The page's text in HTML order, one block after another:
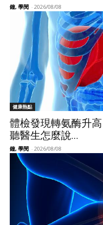
鐘, 學閔 - 2026/08/08
健康熱點
體檢發現轉氨酶升
聽醫生怎麼說...
鐘, 學閔 - 2026/08/08